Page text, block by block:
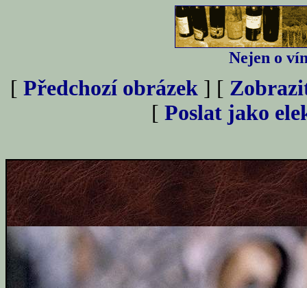
Nejen o
[ Předchozí obrázek ] [
[ Poslat jako